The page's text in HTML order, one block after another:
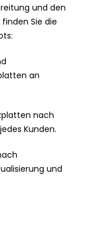
und den
Sie die
an
nach
Kunden.
und